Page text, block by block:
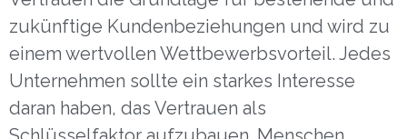
zukünftige Kundenbeziehungen und wird zu
einem wertvollen Wettbewerbsvorteil. Jedes
Unternehmen sollte ein starkes Interesse
daran haben, das Vertrauen als